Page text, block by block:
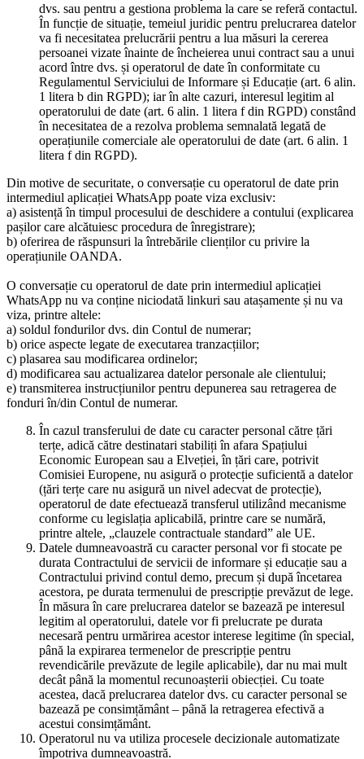
dvs. sau pentru a gestiona problema la care se referă contactul.
În funcție de situație, temeiul juridic pentru prelucrarea datelor
va fi necesitatea prelucrării pentru a lua măsuri la cererea
persoanei vizate înainte de încheierea unui contract sau a unui
acord între dvs. și operatorul de date în conformitate cu
Regulamentul Serviciului de Informare și Educație (art. 6 alin.
1 litera b din RGPD); iar în alte cazuri, interesul legitim al
operatorului de date (art. 6 alin. 1 litera f din RGPD) constând
în necesitatea de a rezolva problema semnalată legată de
operațiunile comerciale ale operatorului de date (art. 6 alin. 1
litera f din RGPD).
Din motive de securitate, o conversație cu operatorul de date prin
intermediul aplicației WhatsApp poate viza exclusiv:
a) asistență în timpul procesului de deschidere a contului (explicarea
pașilor care alcătuiesc procedura de înregistrare);
b) oferirea de răspunsuri la întrebările clienților cu privire la
operațiunile OANDA.
O conversație cu operatorul de date prin intermediul aplicației
WhatsApp nu va conține niciodată linkuri sau atașamente și nu va
viza, printre altele:
a) soldul fondurilor dvs. din Contul de numerar;
b) orice aspecte legate de executarea tranzacțiilor;
c) plasarea sau modificarea ordinelor;
d) modificarea sau actualizarea datelor personale ale clientului;
e) transmiterea instrucțiunilor pentru depunerea sau retragerea de
fonduri în/din Contul de numerar.
În cazul transferului de date cu caracter personal către țări
terțe, adică către destinatari stabiliți în afara Spațiului
Economic European sau a Elveției, în țări care, potrivit
Comisiei Europene, nu asigură o protecție suficientă a datelor
(țări terțe care nu asigură un nivel adecvat de protecție),
operatorul de date efectuează transferul utilizând mecanisme
conforme cu legislația aplicabilă, printre care se numără,
printre altele, „clauzele contractuale standard” ale UE.
Datele dumneavoastră cu caracter personal vor fi stocate pe
durata Contractului de servicii de informare și educație sau a
Contractului privind contul demo, precum și după încetarea
acestora, pe durata termenului de prescripție prevăzut de lege.
În măsura în care prelucrarea datelor se bazează pe interesul
legitim al operatorului, datele vor fi prelucrate pe durata
necesară pentru urmărirea acestor interese legitime (în special,
până la expirarea termenelor de prescripție pentru
revendicările prevăzute de legile aplicabile), dar nu mai mult
decât până la momentul recunoașterii obiecției. Cu toate
acestea, dacă prelucrarea datelor dvs. cu caracter personal se
bazează pe consimțământ – până la retragerea efectivă a
acestui consimțământ.
Operatorul nu va utiliza procesele decizionale automatizate
împotriva dumneavoastră.